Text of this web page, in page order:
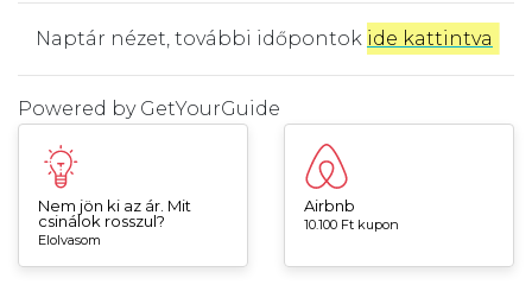
Naptár nézet, további időpontok ide kattintva
Powered by GetYourGuide
Nem jön ki az ár. Mit
csinálok rosszul?
Elolvasom
Airbnb
10.100 Ft kupon